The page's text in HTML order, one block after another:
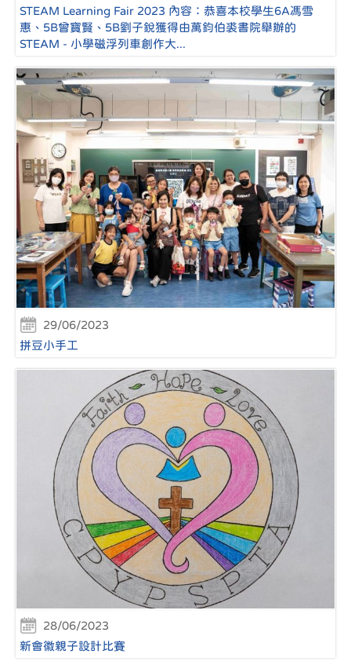
STEAM Learning Fair 2023 內容：恭喜本校學生6A馮雪
惠、5B曾寶賢、5B劉子銳獲得由萬鈞伯裘書院舉辦的
STEAM - 小學磁浮列車創作大...
29/06/2023
拼豆小手工
28/06/2023
新會徽親子設計比賽